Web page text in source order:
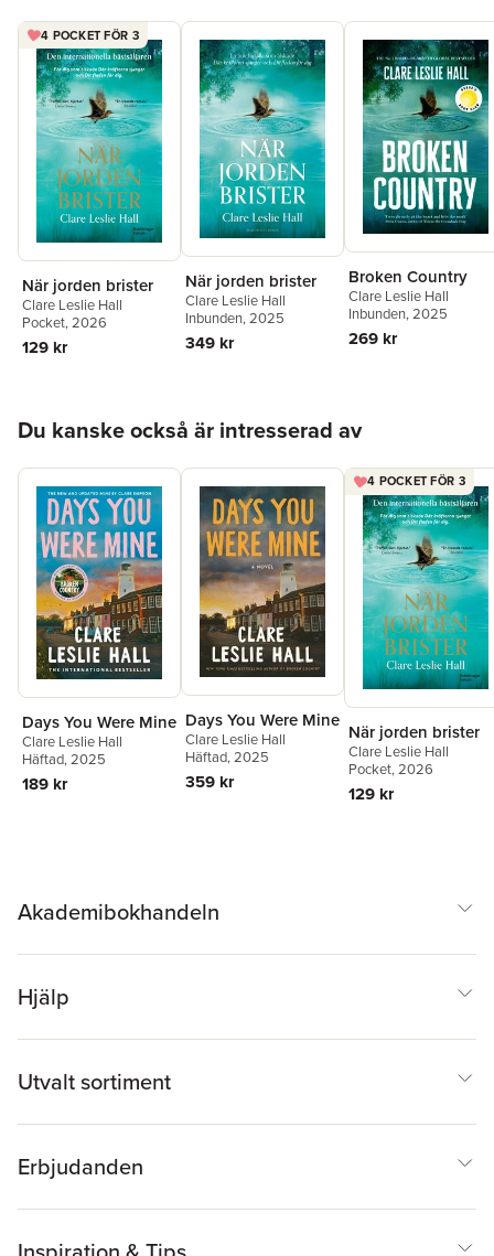
4 POCKET FÖR 3
När jorden brister
Clare Leslie Hall
Pocket, 2026
129 kr
När jorden brister
Clare Leslie Hall
Inbunden, 2025
349 kr
Broken Country
Clare Leslie Hall
Inbunden, 2025
269 kr
Du kanske också är intresserad av
Days You Were Mine
Clare Leslie Hall
Häftad, 2025
189 kr
Days You Were Mine
Clare Leslie Hall
Häftad, 2025
359 kr
4 POCKET FÖR 3
När jorden brister
Clare Leslie Hall
Pocket, 2026
129 kr
Akademibokhandeln
Hjälp
Utvalt sortiment
Erbjudanden